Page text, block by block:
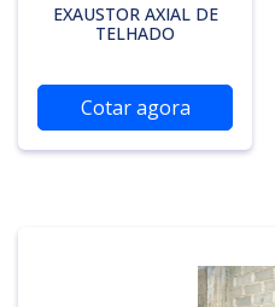
EXAUSTOR AXIAL DE
TELHADO
Cotar agora